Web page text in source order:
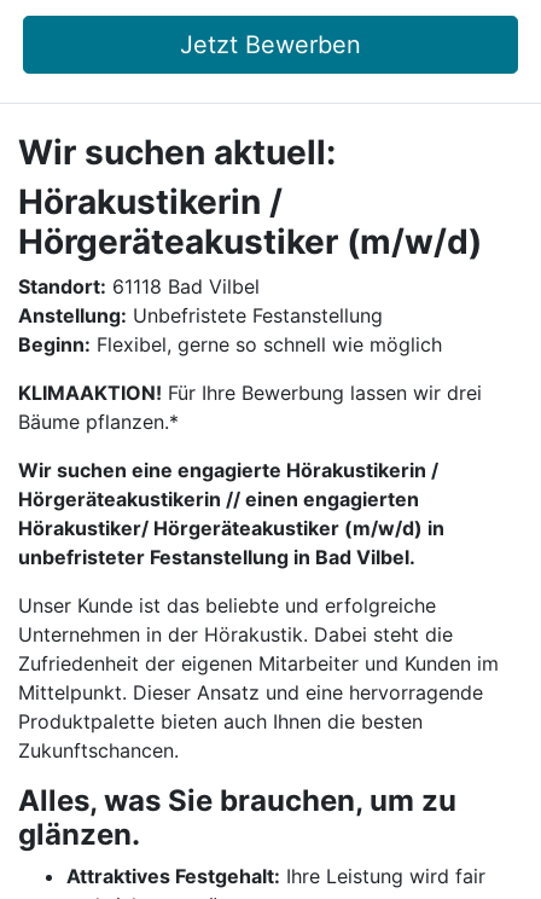
Jetzt Bewerben
Wir suchen aktuell:
Hörakustikerin /
Hörgeräteakustiker (m/w/d)
Standort: 61118 Bad Vilbel
Anstellung: Unbefristete Festanstellung
Beginn: Flexibel, gerne so schnell wie möglich
KLIMAAKTION! Für Ihre Bewerbung lassen wir drei
Bäume pflanzen.*
Wir suchen eine engagierte Hörakustikerin /
Hörgeräteakustikerin // einen engagierten
Hörakustiker/ Hörgeräteakustiker (m/w/d) in
unbefristeter Festanstellung in Bad Vilbel.
Unser Kunde ist das beliebte und erfolgreiche
Unternehmen in der Hörakustik. Dabei steht die
Zufriedenheit der eigenen Mitarbeiter und Kunden im
Mittelpunkt. Dieser Ansatz und eine hervorragende
Produktpalette bieten auch Ihnen die besten
Zukunftschancen.
Alles, was Sie brauchen, um zu
glänzen.
Attraktives Festgehalt: Ihre Leistung wird fair